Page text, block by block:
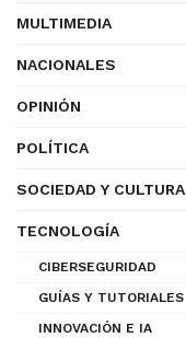
MULTIMEDIA
NACIONALES
OPINIÓN
POLÍTICA
SOCIEDAD Y CULTURA
TECNOLOGÍA
CIBERSEGURIDAD
GUÍAS Y TUTORIALES
INNOVACIÓN E IA